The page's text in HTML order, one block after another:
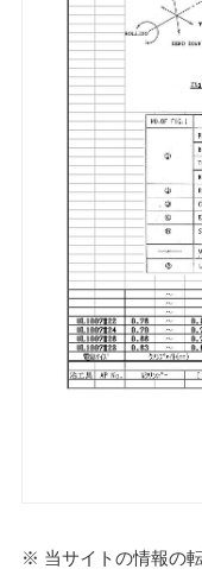
※ 当サイトの情報の